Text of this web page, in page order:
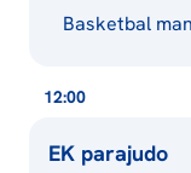
Basketbal
12:00
EK parajudo